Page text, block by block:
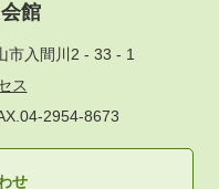
館
市入間川2 - 33 - 1
ス
2954-8673
せ